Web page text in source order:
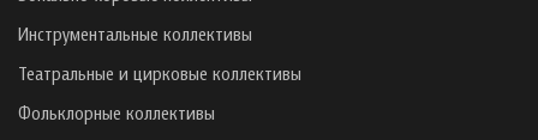
Инструментальные коллективы
Театральные и цирковые коллективы
Фольклорные коллективы